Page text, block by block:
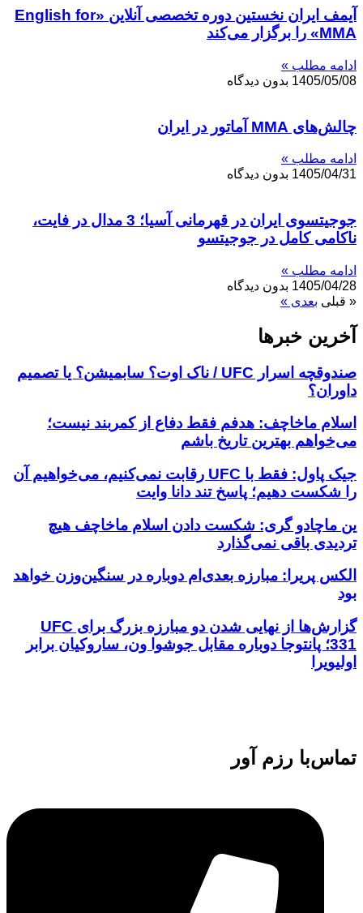
آیمف ایران نخستین دوره تخصصی آنلاین «English for
MMA» را برگزار می‌کند
ادامه مطلب »
1405/05/08 بدون دیدگاه
چالش‌های MMA آماتور در ایران
ادامه مطلب »
1405/04/31 بدون دیدگاه
جوجیتسوی ایران در قهرمانی آسیا؛ 3 مدال در فایت،
ناکامی کامل در جوجیتسو
ادامه مطلب »
1405/04/28 بدون دیدگاه
« قبلی بعدی »
آخرین خبر‌‌ها
صندوقچه اسرار UFC / ناک اوت؟ سابمیشن؟ یا تصمیم
داوران؟
اسلام ماخاچف: هدفم فقط دفاع از کمربند نیست؛
می‌خواهم بهترین تاریخ باشم
جیک پاول: فقط با UFC رقابت نمی‌کنیم، می‌خواهیم آن
را شکست دهیم؛ پاسخ تند دانا وایت
ین ماچادو گری: شکست دادن اسلام ماخاچف هیچ
تردیدی باقی نمی‌گذارد
الکس پریرا: مبارزه بعدی‌ام دوباره در سنگین‌وزن خواهد
بود
گزارش‌ها از نهایی شدن دو مبارزه بزرگ برای UFC
331؛ پانتوجا دوباره مقابل جوشوا ون، ساروکیان برابر
اولیویرا
تماس‌با رزم آور